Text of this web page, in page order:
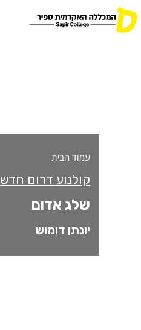
עמוד הבית
קולנוע דרום חדש
שלג אדום
יונתן דומוש